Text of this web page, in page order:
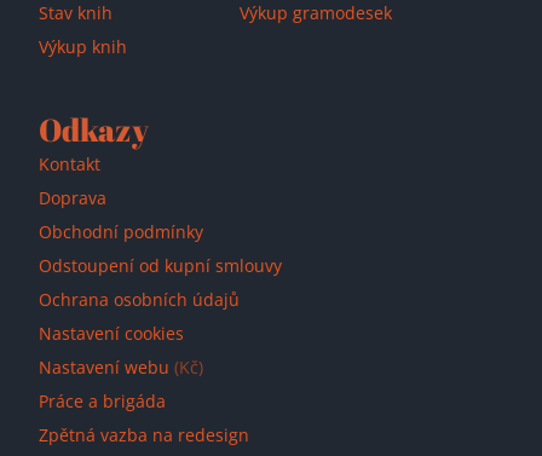
Stav knih
Výkup knih
Výkup gramodesek
Odkazy
Kontakt
Doprava
Obchodní podmínky
Odstoupení od kupní smlouvy
Ochrana osobních údajů
Nastavení cookies
Nastavení webu (Kč)
Práce a brigáda
Zpětná vazba na redesign